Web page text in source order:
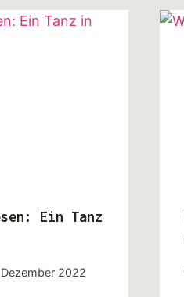
Ein Tanz
2022